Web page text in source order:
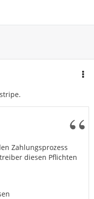
Zahlungsprozess
diesen Pflichten